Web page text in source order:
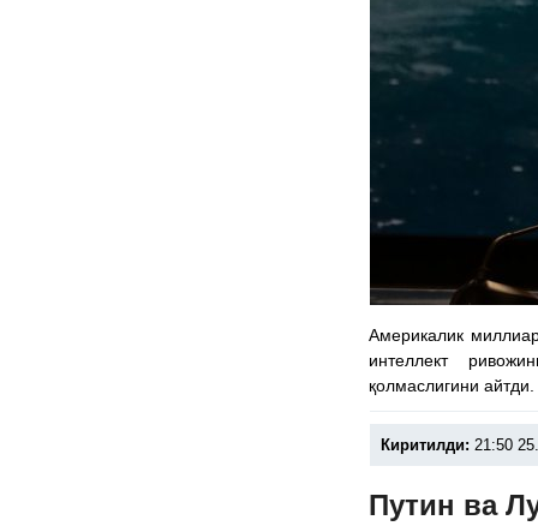
Америкалик
интеллект
қолмаслигини айтди.
Киритилди: 21:50
Путин ва